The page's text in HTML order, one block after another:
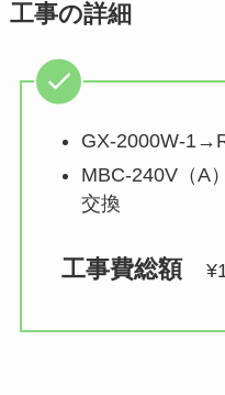
工事の詳細
GX-2000W-
MBC-240V（A
交換
工事費総額